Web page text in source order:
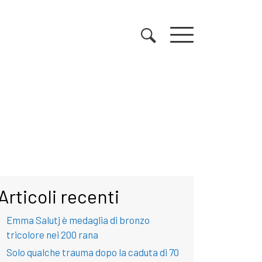
recenti
Emma Salutj è medaglia di bronzo
tricolore nei 200 rana
Solo qualche trauma dopo la caduta di 70